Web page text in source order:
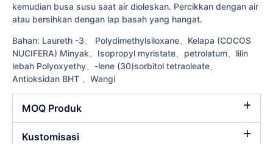
kemudian busa susu saat air dioleskan. Percikkan dengan air
atau bersihkan dengan lap basah yang hangat.
Bahan: Laureth -3、 Polydimethylsiloxane、Kelapa (COCOS
NUCIFERA) Minyak、Isopropyl myristate、petrolatum、lilin
lebah Polyoxyethy、-lene (30)sorbitol tetraoleate、
Antioksidan BHT 、Wangi
MOQ Produk
Kustomisasi